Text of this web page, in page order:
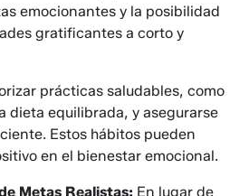
emocionantes y la posibilidad
gratificantes a corto y
prácticas saludables, como
dieta equilibrada, y asegurarse
Estos hábitos pueden
en el bienestar emocional.
Metas Realistas: En lugar de